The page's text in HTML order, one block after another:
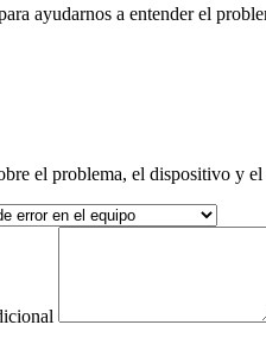
ayudarnos a entender el
el problema, el dispositivo y